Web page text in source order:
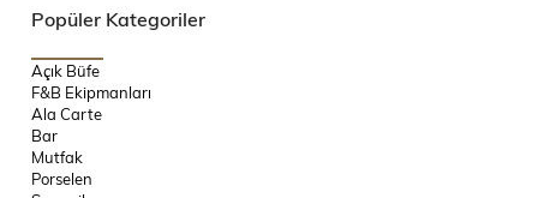
Popüler Kategoriler
Açık Büfe
F&B Ekipmanları
Ala Carte
Bar
Mutfak
Porselen